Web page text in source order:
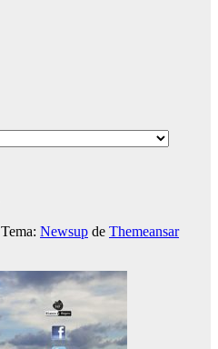
Tema: Newsup de Themeansar